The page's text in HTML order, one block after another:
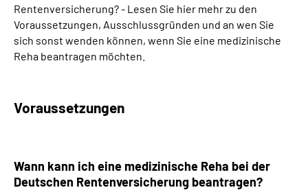
Über uns & Presse
Online-Services
Rentenversicherung? - Lesen Sie hier mehr zu den
Voraussetzungen, Ausschlussgründen und an wen Sie
sich sonst wenden können, wenn Sie eine medizinische
Reha beantragen möchten.
Voraussetzungen
Wann kann ich eine medizinische Reha bei der
Deutschen Rentenversicherung beantragen?